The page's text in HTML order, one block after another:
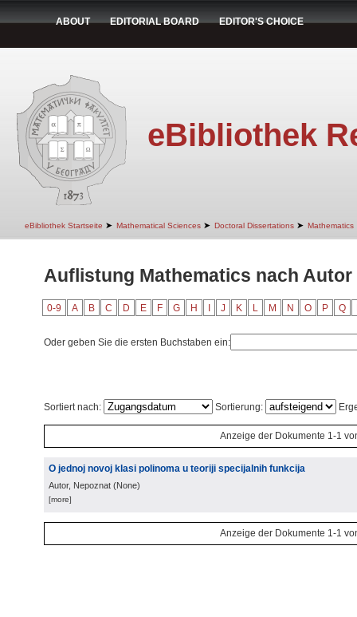
ABOUT EDITORIAL BOARD EDITOR'S CHOICE
eBibliothek
eBibliothek Startseite ➤ Mathematical Sciences ➤ Doctoral Dissertations ➤ Mathematics
Auflistung Mathematics nach
0-9 A B C D E F G H J K L M N O P Q
Oder geben Sie die ersten Buchstaben ein:
Sortiert nach: Sortierung:
Anzeige der Dokumente 1-1
O jednoj novoj klasi polinoma u teoriji specijalnih funkcija
Autor, Nepoznat (None)
[more]
Anzeige der Dokumente 1-1